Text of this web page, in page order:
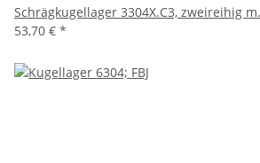
Schrägkugellager 3304X.C3, zweireihig
53,70 € *